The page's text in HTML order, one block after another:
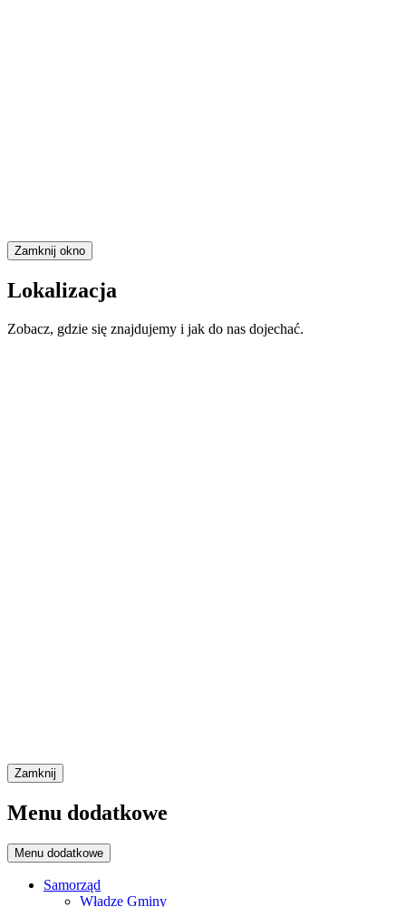
Zamknij okno
Lokalizacja
Zobacz, gdzie się znajdujemy i jak do nas dojechać.
Zamknij
Menu dodatkowe
Menu dodatkowe
Samorząd
Władze Gminy